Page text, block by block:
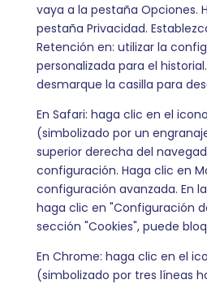
vaya a la pestaña Opciones.
pestaña Privacidad.
Retención en: utilizar la
personalizada para el
desmarque la casilla para
En Safari: haga clic en el
(simbolizado por un
superior derecha del
configuración. Haga clic en
configuración avanzada. En
haga clic en "Configuración
sección "Cookies", puede
En Chrome: haga clic en el
(simbolizado por tres líneas